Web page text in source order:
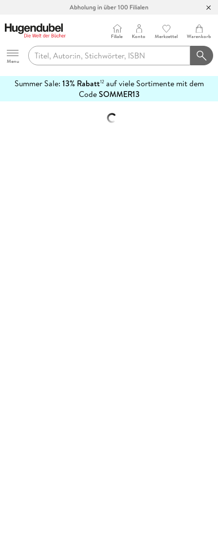
Abholung in über 100 Filialen
Hugendubel
Menu
Filiale Konto Merkzettel Warenkorb
Summer Sale: 13% Rabatt12auf viele Sortimente mit dem
CodeSOMMER13
erfahren